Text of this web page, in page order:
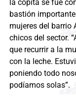
la copita se fue
bastión
mujeres del barrio
chicos del sector.
que recurrir a la
con la leche.
poniendo todo
podíamos solas”.